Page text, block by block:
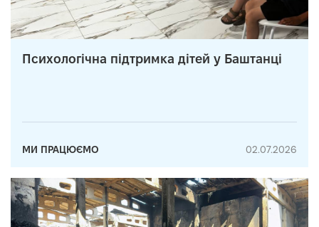
Психологічна підтримка дітей у Баштанці
МИ ПРАЦЮЄМО 02.07.2026